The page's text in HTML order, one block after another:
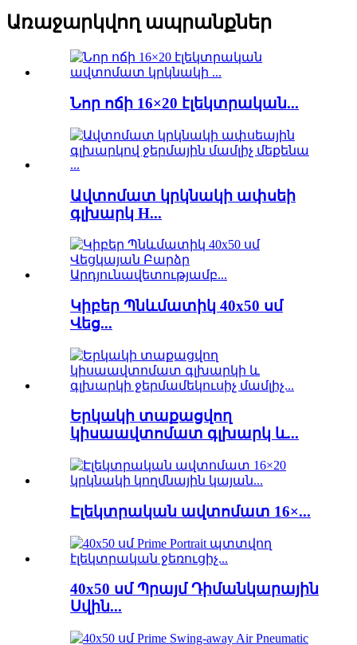
Առաջարկվող ապրանքներ
Նոր ոճի 16×20 էլեկտրական...
Ավտոմատ կրկնակի ափսեի
գլխարկ H...
Կիբեր Պնևմատիկ 40x50 սմ
Վեց...
Երկակի տաքացվող
կիսաավտոմատ գլխարկ և...
Էլեկտրական ավտոմատ 16×...
40x50 սմ Պրայմ Դիմանկարային
Սվին...